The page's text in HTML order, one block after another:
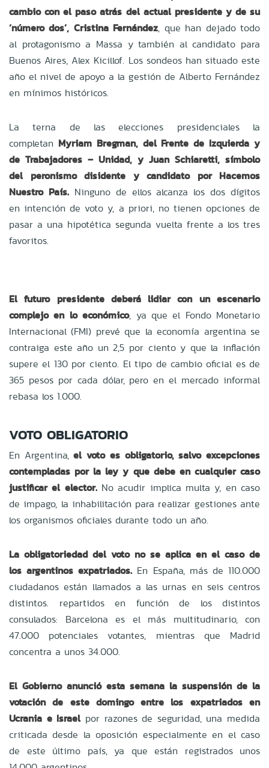
cambio con el paso atrás del actual presidente y de su
‘número dos’, Cristina Fernández, que han dejado todo
al protagonismo a Massa y también al candidato para
Buenos Aires, Alex Kicillof. Los sondeos han situado este
año el nivel de apoyo a la gestión de Alberto Fernández
en mínimos históricos.
La terna de las elecciones presidenciales la
completan Myriam Bregman, del Frente de Izquierda y
de Trabajadores – Unidad, y Juan Schiaretti, símbolo
del peronismo disidente y candidato por Hacemos
Nuestro País. Ninguno de ellos alcanza los dos dígitos
en intención de voto y, a priori, no tienen opciones de
pasar a una hipotética segunda vuelta frente a los tres
favoritos.
El futuro presidente deberá lidiar con un escenario
complejo en lo económico, ya que el Fondo Monetario
Internacional (FMI) prevé que la economía argentina se
contraiga este año un 2,5 por ciento y que la inflación
supere el 130 por ciento. El tipo de cambio oficial es de
365 pesos por cada dólar, pero en el mercado informal
rebasa los 1.000.
VOTO OBLIGATORIO
En Argentina, el voto es obligatorio, salvo excepciones
contempladas por la ley y que debe en cualquier caso
justificar el elector. No acudir implica multa y, en caso
de impago, la inhabilitación para realizar gestiones ante
los organismos oficiales durante todo un año.
La obligatoriedad del voto no se aplica en el caso de
los argentinos expatriados. En España, más de 110.000
ciudadanos están llamados a las urnas en seis centros
distintos. repartidos en función de los distintos
consulados: Barcelona es el más multitudinario, con
47.000 potenciales votantes, mientras que Madrid
concentra a unos 34.000.
El Gobierno anunció esta semana la suspensión de la
votación de este domingo entre los expatriados en
Ucrania e Israel por razones de seguridad, una medida
criticada desde la oposición especialmente en el caso
de este último país, ya que están registrados unos